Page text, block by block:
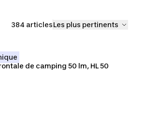
384 articlesLes plus pertinents
de camping 50 lm, HL 50